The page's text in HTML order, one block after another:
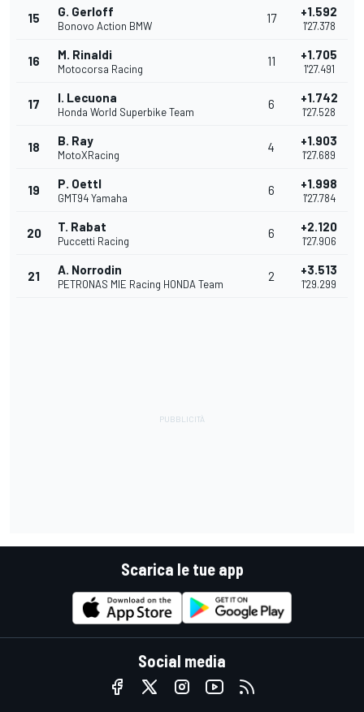
15 G. Gerloff
Bonovo Action BMW
17 +1.592
1'27.378
16 M. Rinaldi
Motocorsa Racing
11 +1.705
1'27.491
17 I. Lecuona
Honda World Superbike Team
6 +1.742
1'27.528
18 B. Ray
MotoXRacing
4 +1.903
1'27.689
19 P. Oettl
GMT94 Yamaha
6 +1.998
1'27.784
20 T. Rabat
Puccetti Racing
6 +2.120
1'27.906
21 A. Norrodin
PETRONAS MIE Racing HONDA Team
2 +3.513
1'29.299
Scarica le tue app
Social media